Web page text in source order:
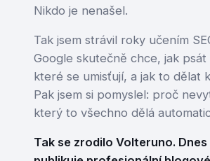
Nikdo je nenašel.
Tak jsem strávil roky učením
Google skutečně chce, jak
které se umisťují, a jak to dělat
Pak jsem si pomyslel: proč
který to všechno dělá
Tak se zrodilo Volteruno. Dnes